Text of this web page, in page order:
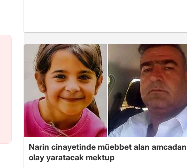
Narin cinayetinde müebbet alan amcadan
olay yaratacak mektup